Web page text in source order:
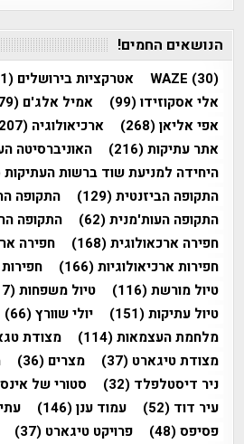
הנושאים החמים!
WAZE (30) אטרקציות בירושלים (111)
אלי אסקוזידו(99) אמיל אלג'ם (79)
אפי אליאן(268) ארכיאולוגיה (207)
אתר עתיקות(216) האוניברסיטה
היחידה למניעת שוד ברשות העתיקות
התקופה הביזנטית(129) התקופה
התקופה העות'מנית(62) התקופה
חפירה ארכאולוגית(168) חפירה
חפירות ארכיאולוגיות(166)
טיול מורשת(116) טיול משפחות(217)
טיול עתיקות(151) יולי שוורץ(66)
מלחמת העצמאות(114) מצודת
מצודת טיגארט (37) מצרים (36)
ניר דיסטלפלד (32) סטורי של
עיר דוד (52) עמוד ענן(146)
פסיפס(48) פרויקט טיגארט (37)